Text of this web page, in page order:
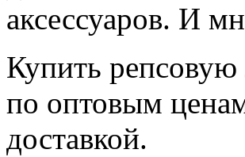
аксессуаров. И
Купить репсовую
по оптовым
доставкой.